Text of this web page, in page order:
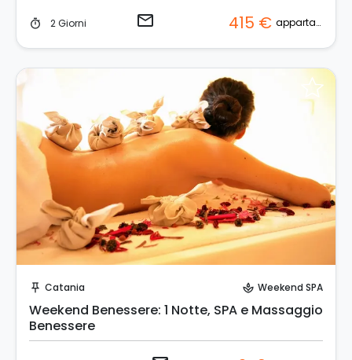
timer 2 Giorni email 415 € appartamento
push_pin Catania spa Weekend SPA
Weekend Benessere: 1 Notte, SPA e Massaggio
Benessere